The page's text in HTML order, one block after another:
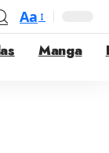
Aa
Manga